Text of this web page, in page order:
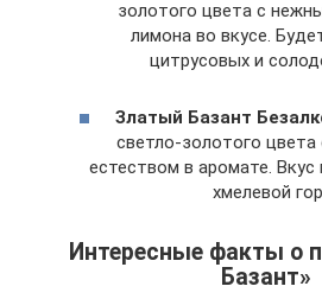
золотого цвета с
лимона во вкусе.
цитрусовых и
Златый Базант
светло-золотого
естеством в аромате. Вкус
хмелевой
Интересные факты о
Базант»